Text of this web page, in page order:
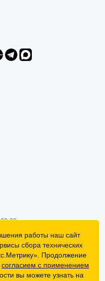
© 2012 - 2026
работы наш сайт
сбора технических
Продолжение
согласием с применением
вы можете узнать на